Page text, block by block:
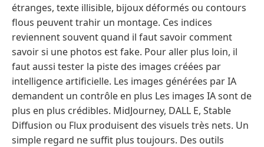
étranges, texte illisible, bijoux déformés ou contours
flous peuvent trahir un montage. Ces indices
reviennent souvent quand il faut savoir comment
savoir si une photos est fake. Pour aller plus loin, il
faut aussi tester la piste des images créées par
intelligence artificielle. Les images générées par IA
demandent un contrôle en plus Les images IA sont de
plus en plus crédibles. MidJourney, DALL E, Stable
Diffusion ou Flux produisent des visuels très nets. Un
simple regard ne suffit plus toujours. Des outils